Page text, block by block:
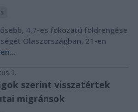
4,7-es fokozatú földrengése
Olaszországban, 21-en
1.
szerint visszatértek
migránsok